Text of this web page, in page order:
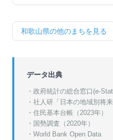
和歌山県の他のまちを見る
データ出典
・政府統計の総合窓口(e-
・ 社人研「日本の地域別将
・ 住民基本台帳（2023年）
・ 国勢調査（2020年）
・World Bank Open Data